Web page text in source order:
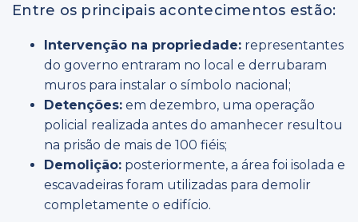
Entre os principais acontecimentos estão:
Intervenção na propriedade: representantes
do governo entraram no local e derrubaram
muros para instalar o símbolo nacional;
Detenções: em dezembro, uma operação
policial realizada antes do amanhecer resultou
na prisão de mais de 100 fiéis;
Demolição: posteriormente, a área foi isolada e
escavadeiras foram utilizadas para demolir
completamente o edifício.